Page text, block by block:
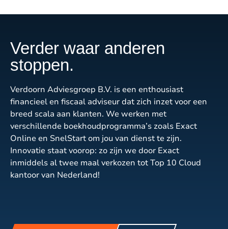
Verder waar anderen
stoppen.
Verdoorn Adviesgroep B.V. is een enthousiast
financieel en fiscaal adviseur dat zich inzet voor een
breed scala aan klanten. We werken met
verschillende boekhoudprogramma’s zoals Exact
Online en SnelStart om jou van dienst te zijn.
Innovatie staat voorop: zo zijn we door Exact
inmiddels al twee maal verkozen tot Top 10 Cloud
kantoor van Nederland!